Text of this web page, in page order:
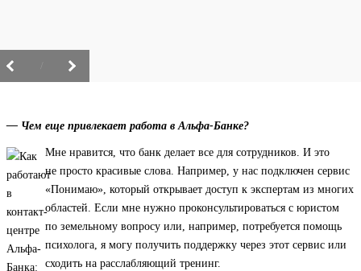
— Чем еще привлекает работа в Альфа-Банке?
Мне нравится, что банк делает все для сотрудников. И это
не просто красивые слова. Например, у нас подключен сервис
«Понимаю», который открывает доступ к экспертам из многих
областей. Если мне нужно проконсультироваться с юристом
по земельному вопросу или, например, потребуется помощь
психолога, я могу получить поддержку через этот сервис или
сходить на расслабляющий тренинг.